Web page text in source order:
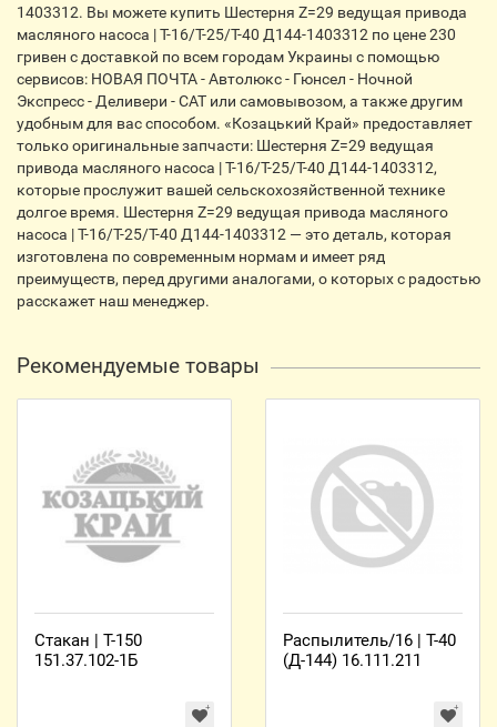
1403312. Вы можете купить Шестерня Z=29 ведущая привода
масляного насоса | Т-16/Т-25/Т-40 Д144-1403312 по цене 230
гривен с доставкой по всем городам Украины с помощью
сервисов: НОВАЯ ПОЧТА - Автолюкс - Гюнсел - Ночной
Экспресс - Деливери - CАТ или самовывозом, а также другим
удобным для вас способом. «Козацький Край» предоставляет
только оригинальные запчасти: Шестерня Z=29 ведущая
привода масляного насоса | Т-16/Т-25/Т-40 Д144-1403312,
которые прослужит вашей сельскохозяйственной технике
долгое время. Шестерня Z=29 ведущая привода масляного
насоса | Т-16/Т-25/Т-40 Д144-1403312 — это деталь, которая
изготовлена по современным нормам и имеет ряд
преимуществ, перед другими аналогами, о которых с радостью
расскажет наш менеджер.
Рекомендуемые товары
Стакан | Т-150
151.37.102-1Б
Распылитель/16 | Т-40
(Д-144) 16.111.211